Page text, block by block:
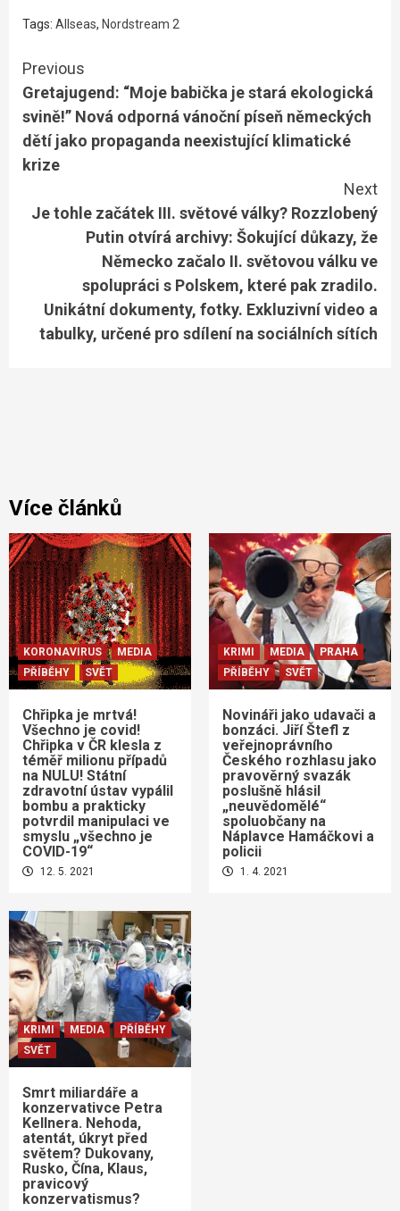
Tags: Allseas, Nordstream 2
Continue
Reading
Previous
Gretajugend: “Moje babička je stará ekologická
svině!” Nová odporná vánoční píseň německých
dětí jako propaganda neexistující klimatické
krize
Next
Je tohle začátek III. světové války? Rozzlobený
Putin otvírá archivy: Šokující důkazy, že
Německo začalo II. světovou válku ve
spolupráci s Polskem, které pak zradilo.
Unikátní dokumenty, fotky. Exkluzivní video a
tabulky, určené pro sdílení na sociálních sítích
Více článků
KORONAVIRUS
MEDIA
PŘÍBĚHY
SVĚT
Chřipka je mrtvá!
Všechno je covid!
Chřipka v ČR klesla z
téměř milionu případů
na NULU! Státní
zdravotní ústav vypálil
bombu a prakticky
potvrdil manipulaci ve
smyslu „všechno je
COVID-19“
12. 5. 2021
KRIMI MEDIA
PRAHA
PŘÍBĚHY
SVĚT
Novináři jako udavači a
bonzáci. Jiří Štefl z
veřejnoprávního
Českého rozhlasu jako
pravověrný svazák
poslušně hlásil
„neuvědomělé“
spoluobčany na
Náplavce Hamáčkovi a
policii
1. 4. 2021
KRIMI MEDIA
PŘÍBĚHY
SVĚT
Smrt miliardáře a
konzervativce Petra
Kellnera. Nehoda,
atentát, úkryt před
světem? Dukovany,
Rusko, Čína, Klaus,
pravicový
konzervatismus?